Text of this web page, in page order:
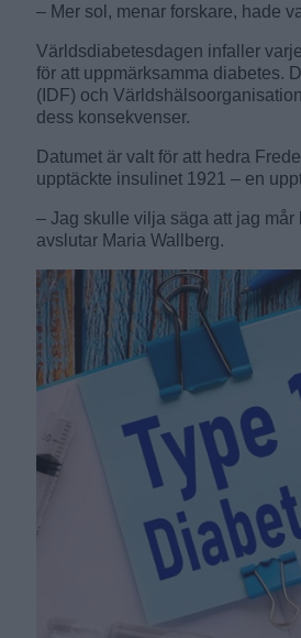
– Mer sol, menar forskare, hade
Världsdiabetesdagen infaller
för att uppmärksamma diabetes.
(IDF) och
dess konsekvenser.
Datumet är valt för att hedra
upptäckte insulinet 1921 – en
– Jag skulle vilja säga att jag
avslutar Maria Wallberg.